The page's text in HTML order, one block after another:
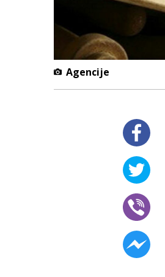
Agencije